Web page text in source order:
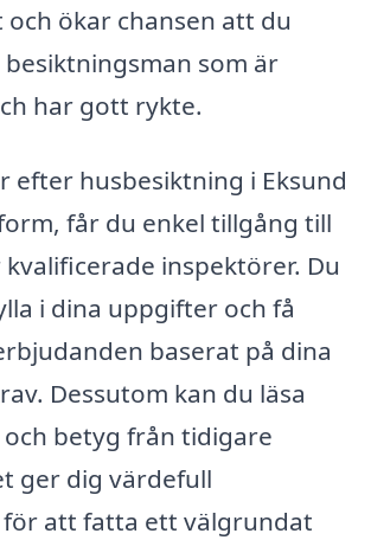
ökar chansen att du
som är
har gott rykte.
efter husbesiktning i Eksund
får du enkel tillgång till
inspektörer. Du
i dina uppgifter och få
baserat på dina
Dessutom kan du läsa
betyg från tidigare
ger dig värdefull
att fatta ett välgrundat